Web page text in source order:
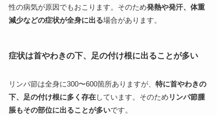
性の病気が原因でもおこります。そのため発熱や発汗、体重
減少などの症状が全身に出る場合があります。
症状は首やわきの下、足の付け根に出ることが多い
リンパ節は全身に300〜600箇所ありますが、 特に首やわきの
下、足の付け根に多く存在しています。そのため リンパ節腫
脹もその部位に出ることが多いです。